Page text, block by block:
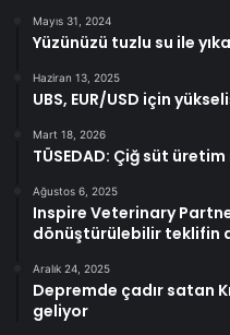
Mayıs 31, 2024
Yüzünüzü tuzlu su ile
Haziran 13, 2025
UBS, EUR/USD için
Mart 18, 2026
TÜSEDAD: Çiğ süt
Ağustos 6, 2025
Inspire Veterinary
dönüştürülebilir teklifin
Aralık 24, 2025
Depremde çadır satan
geliyor